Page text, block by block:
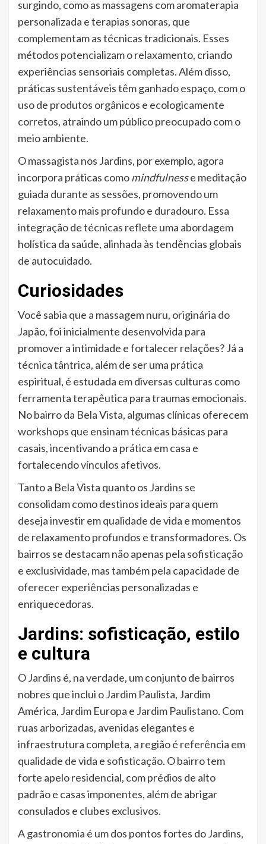
surgindo, como as massagens com aromaterapia
personalizada e terapias sonoras, que
complementam as técnicas tradicionais. Esses
métodos potencializam o relaxamento, criando
experiências sensoriais completas. Além disso,
práticas sustentáveis têm ganhado espaço, com o
uso de produtos orgânicos e ecologicamente
corretos, atraindo um público preocupado com o
meio ambiente.
O massagista nos Jardins, por exemplo, agora
incorpora práticas comomindfulnesse meditação
guiada durante as sessões, promovendo um
relaxamento mais profundo e duradouro. Essa
integração de técnicas reflete uma abordagem
holística da saúde, alinhada às tendências globais
de autocuidado.
Curiosidades
Você sabia que a massagem nuru, originária do
Japão, foi inicialmente desenvolvida para
promover a intimidade e fortalecer relações? Já a
técnica tântrica, além de ser uma prática
espiritual, é estudada em diversas culturas como
ferramenta terapêutica para traumas emocionais.
No bairro da Bela Vista, algumas clínicas oferecem
workshops que ensinam técnicas básicas para
casais, incentivando a prática em casa e
fortalecendo vínculos afetivos.
Tanto a Bela Vista quanto os Jardins se
consolidam como destinos ideais para quem
deseja investir em qualidade de vida e momentos
de relaxamento profundos e transformadores. Os
bairros se destacam não apenas pela sofisticação
e exclusividade, mas também pela capacidade de
oferecer experiências personalizadas e
enriquecedoras.
Jardins: sofisticação, estilo
e cultura
O Jardins é, na verdade, um conjunto de bairros
nobres que inclui o Jardim Paulista, Jardim
América, Jardim Europa e Jardim Paulistano. Com
ruas arborizadas, avenidas elegantes e
infraestrutura completa, a região é referência em
qualidade de vida e sofisticação. O bairro tem
forte apelo residencial, com prédios de alto
padrão e casas imponentes, além de abrigar
consulados e clubes exclusivos.
A gastronomia é um dos pontos fortes do Jardins,